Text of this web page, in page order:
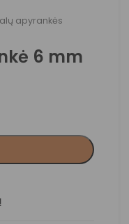
apyrankės
6 mm